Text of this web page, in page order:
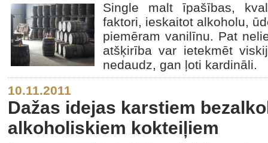
Single malt īpašības,
faktori, ieskaitot alkoholu,
piemēram vanilīnu. Pat
atšķirība var ietekmēt
nedaudz, gan ļoti kardināli.
10.11.2011
Dažas idejas karstiem
alkoholiskiem kokteiļiem